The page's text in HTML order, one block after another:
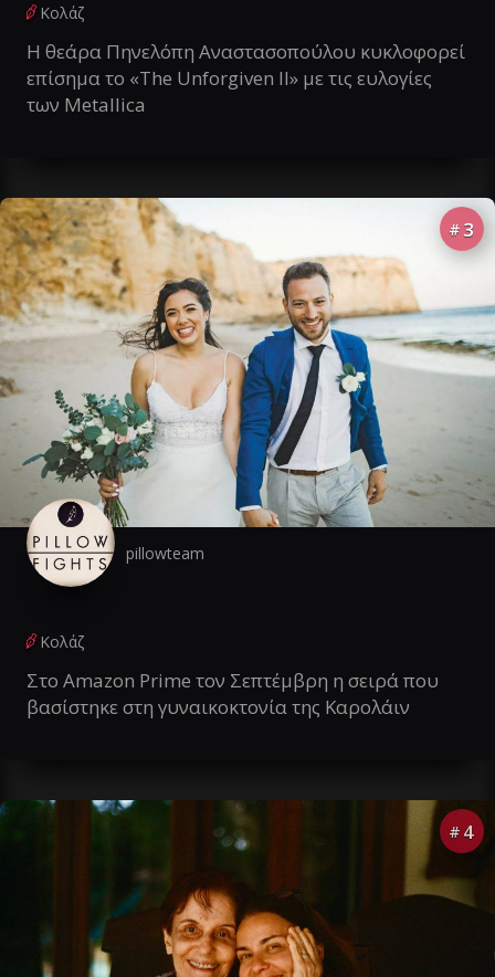
Κολάζ
Η θεάρα Πηνελόπη Αναστασοπούλου κυκλοφορεί
επίσημα το «The Unforgiven II» με τις ευλογίες
των Metallica
# 3
pillowteam
Κολάζ
Στο Amazon Prime τον Σεπτέμβρη η σειρά που
βασίστηκε στη γυναικοκτονία της Καρολάιν
# 4